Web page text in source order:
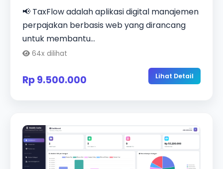
📢 TaxFlow adalah aplikasi digital manajemen
perpajakan berbasis web yang dirancang
untuk membantu...
64x dilihat
Rp 9.500.000 Lihat Detail